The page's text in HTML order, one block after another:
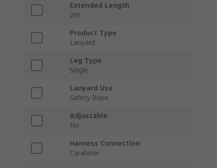
Extended Length
2m
Product Type
Lanyard
Leg Type
Single
Lanyard Use
Safety Rope
Adjustable
No
Harness Connection
Carabiner